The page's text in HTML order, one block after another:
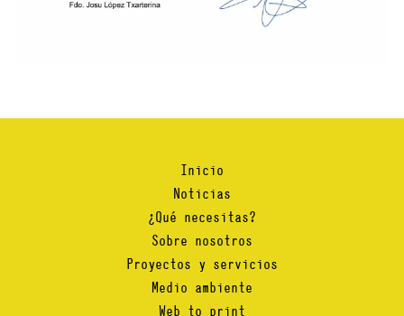
Inicio
Noticias
¿Qué necesitas?
Sobre nosotros
Proyectos y servicios
Medio ambiente
Web to print